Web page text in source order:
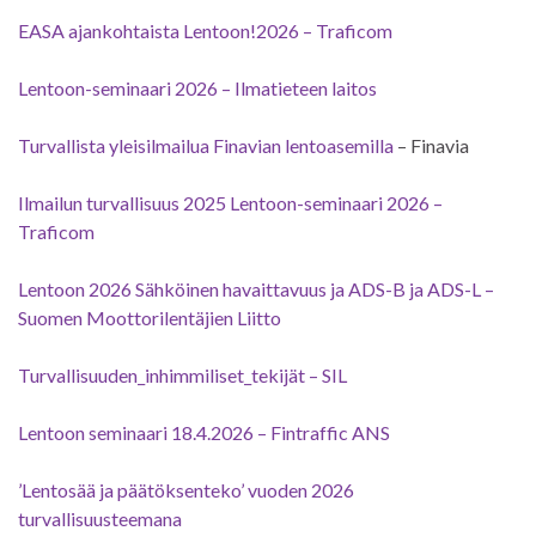
EASA ajankohtaista Lentoon!2026 – Traficom
Lentoon-seminaari 2026 – Ilmatieteen laitos
Turvallista yleisilmailua Finavian lentoasemilla – Finavia
Ilmailun turvallisuus 2025 Lentoon-seminaari 2026 –
Traficom
Lentoon 2026 Sähköinen havaittavuus ja ADS-B ja ADS-L –
Suomen Moottorilentäjien Liitto
Turvallisuuden_inhimmiliset_tekijät – SIL
Lentoon seminaari 18.4.2026 – Fintraffic ANS
’Lentosää ja päätöksenteko’ vuoden 2026
turvallisuusteemana